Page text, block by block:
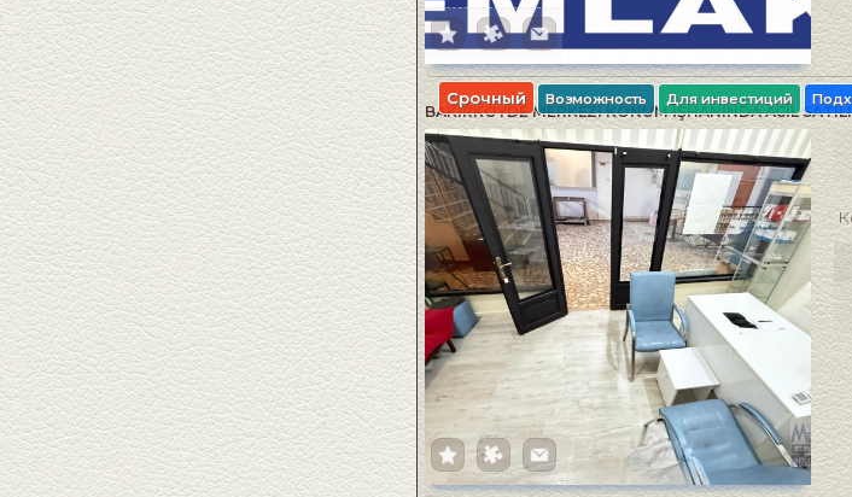
BAKIRKÖYDE MERKEZİ KONUM İŞHANINDA ACİL
Срочный Возможность Для инвестиций